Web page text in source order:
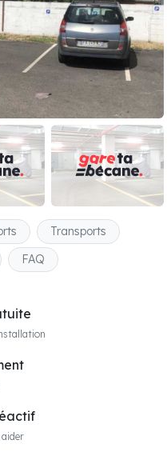
Transports
FAQ